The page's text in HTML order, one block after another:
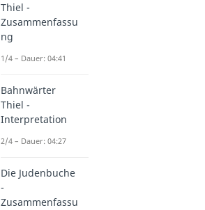
Thiel -
Zusammenfassu
ng
1/4 – Dauer: 04:41
Bahnwärter
Thiel -
Interpretation
2/4 – Dauer: 04:27
Die Judenbuche
-
Zusammenfassu